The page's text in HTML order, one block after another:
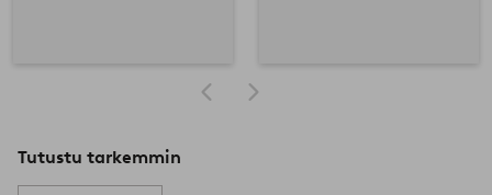
Tutustu tarkemmin